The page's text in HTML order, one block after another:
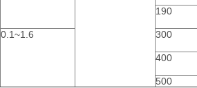
190
0.1~1.6
300
400
500